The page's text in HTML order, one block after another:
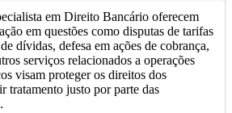
em Direito Bancário oferecem
em questões como disputas de tarifas
dívidas, defesa em ações de cobrança,
serviços relacionados a operações
visam proteger os direitos dos
tratamento justo por parte das